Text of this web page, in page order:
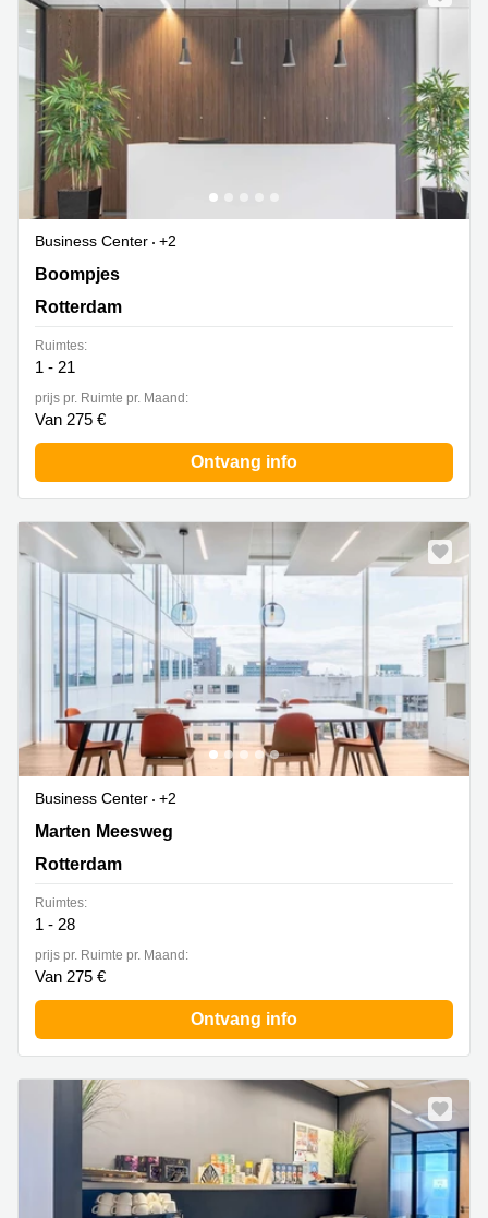
Business Center
+2
Boompjes 40, Rotterdam
Boompjes
Rotterdam
Ruimtes:
1 - 21
prijs pr. Ruimte pr. Maand:
Van 275 €
Ontvang info
Business Center
+2
Marten Meesweg 25-G, Rotterdam
Marten Meesweg
Rotterdam
Ruimtes:
1 - 28
prijs pr. Ruimte pr. Maand:
Van 275 €
Ontvang info